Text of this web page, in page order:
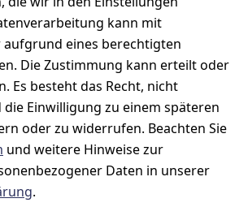
kann mit
eines berechtigten
Die Zustimmung kann erteilt oder
Es besteht das Recht, nicht
Einwilligung zu einem späteren
oder zu widerrufen. Beachten Sie
und weitere Hinweise zur
Daten in unserer
.
Str.
63322
06074
Druckqualität
Wartungskit
Roller-
Diagramm
Ersatzteile
aus eigenen
Lagerbestand Versandpausc
hale 5,95